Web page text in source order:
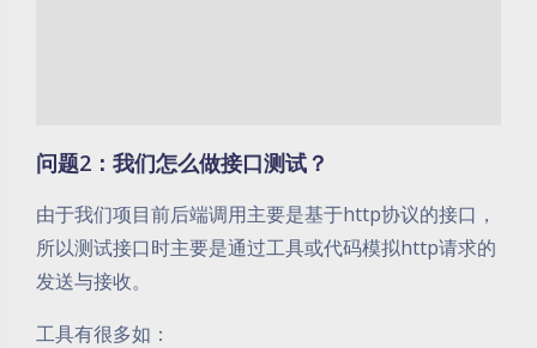
问题2：我们怎么做接口测试？
由于我们项目前后端调用主要是基于http协议的接口，
所以测试接口时主要是通过工具或代码模拟http请求的
发送与接收。
工具有很多如：